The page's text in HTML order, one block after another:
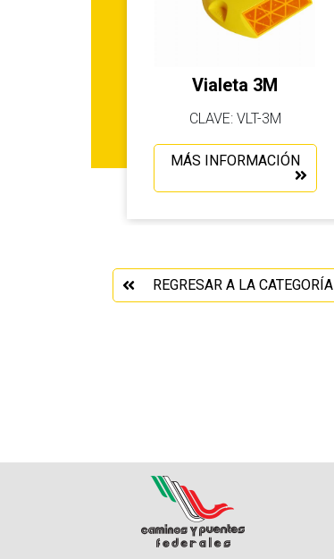
Vialeta 3M
CLAVE: VLT-3M
MÁS INFORMACIÓN
REGRESAR A LA CATEGORÍA